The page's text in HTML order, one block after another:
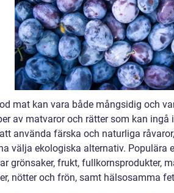
mat kan vara både mångsidig och
av matvaror och rätter som kan ingå
använda färska och naturliga
välja ekologiska alternativ. Populära
grönsaker, frukt, fullkornsprodukter,
nötter och frön, samt hälsosamma